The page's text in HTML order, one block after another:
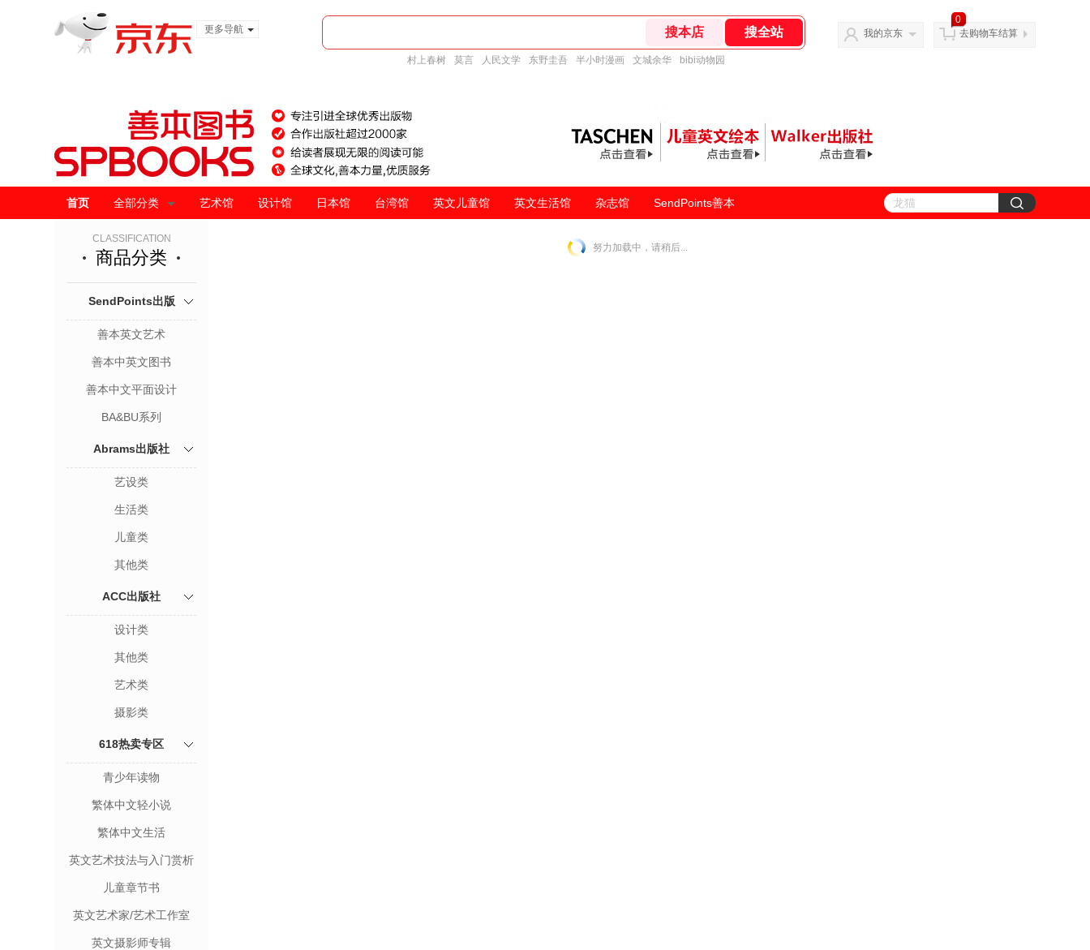
更多导航
村上春树 莫言 人民文学 东野圭吾 半小时漫画 文城余华 bibi动物园
我的京东
0
去购物车结算
首页 全部分类 艺术馆 设计馆 日本馆 台湾馆 英文儿童馆 英文生活馆 杂志馆 SendPoints善本
CLASSIFICATION
商品分类
SendPoints出版
善本英文艺术
善本中英文图书
善本中文平面设计
BA&BU系列
Abrams出版社
艺设类
生活类
儿童类
其他类
ACC出版社
设计类
其他类
艺术类
摄影类
618热卖专区
青少年读物
繁体中文轻小说
繁体中文生活
英文艺术技法与入门赏析
儿童章节书
英文艺术家/艺术工作室
英文摄影师专辑
努力加载中，请稍后...